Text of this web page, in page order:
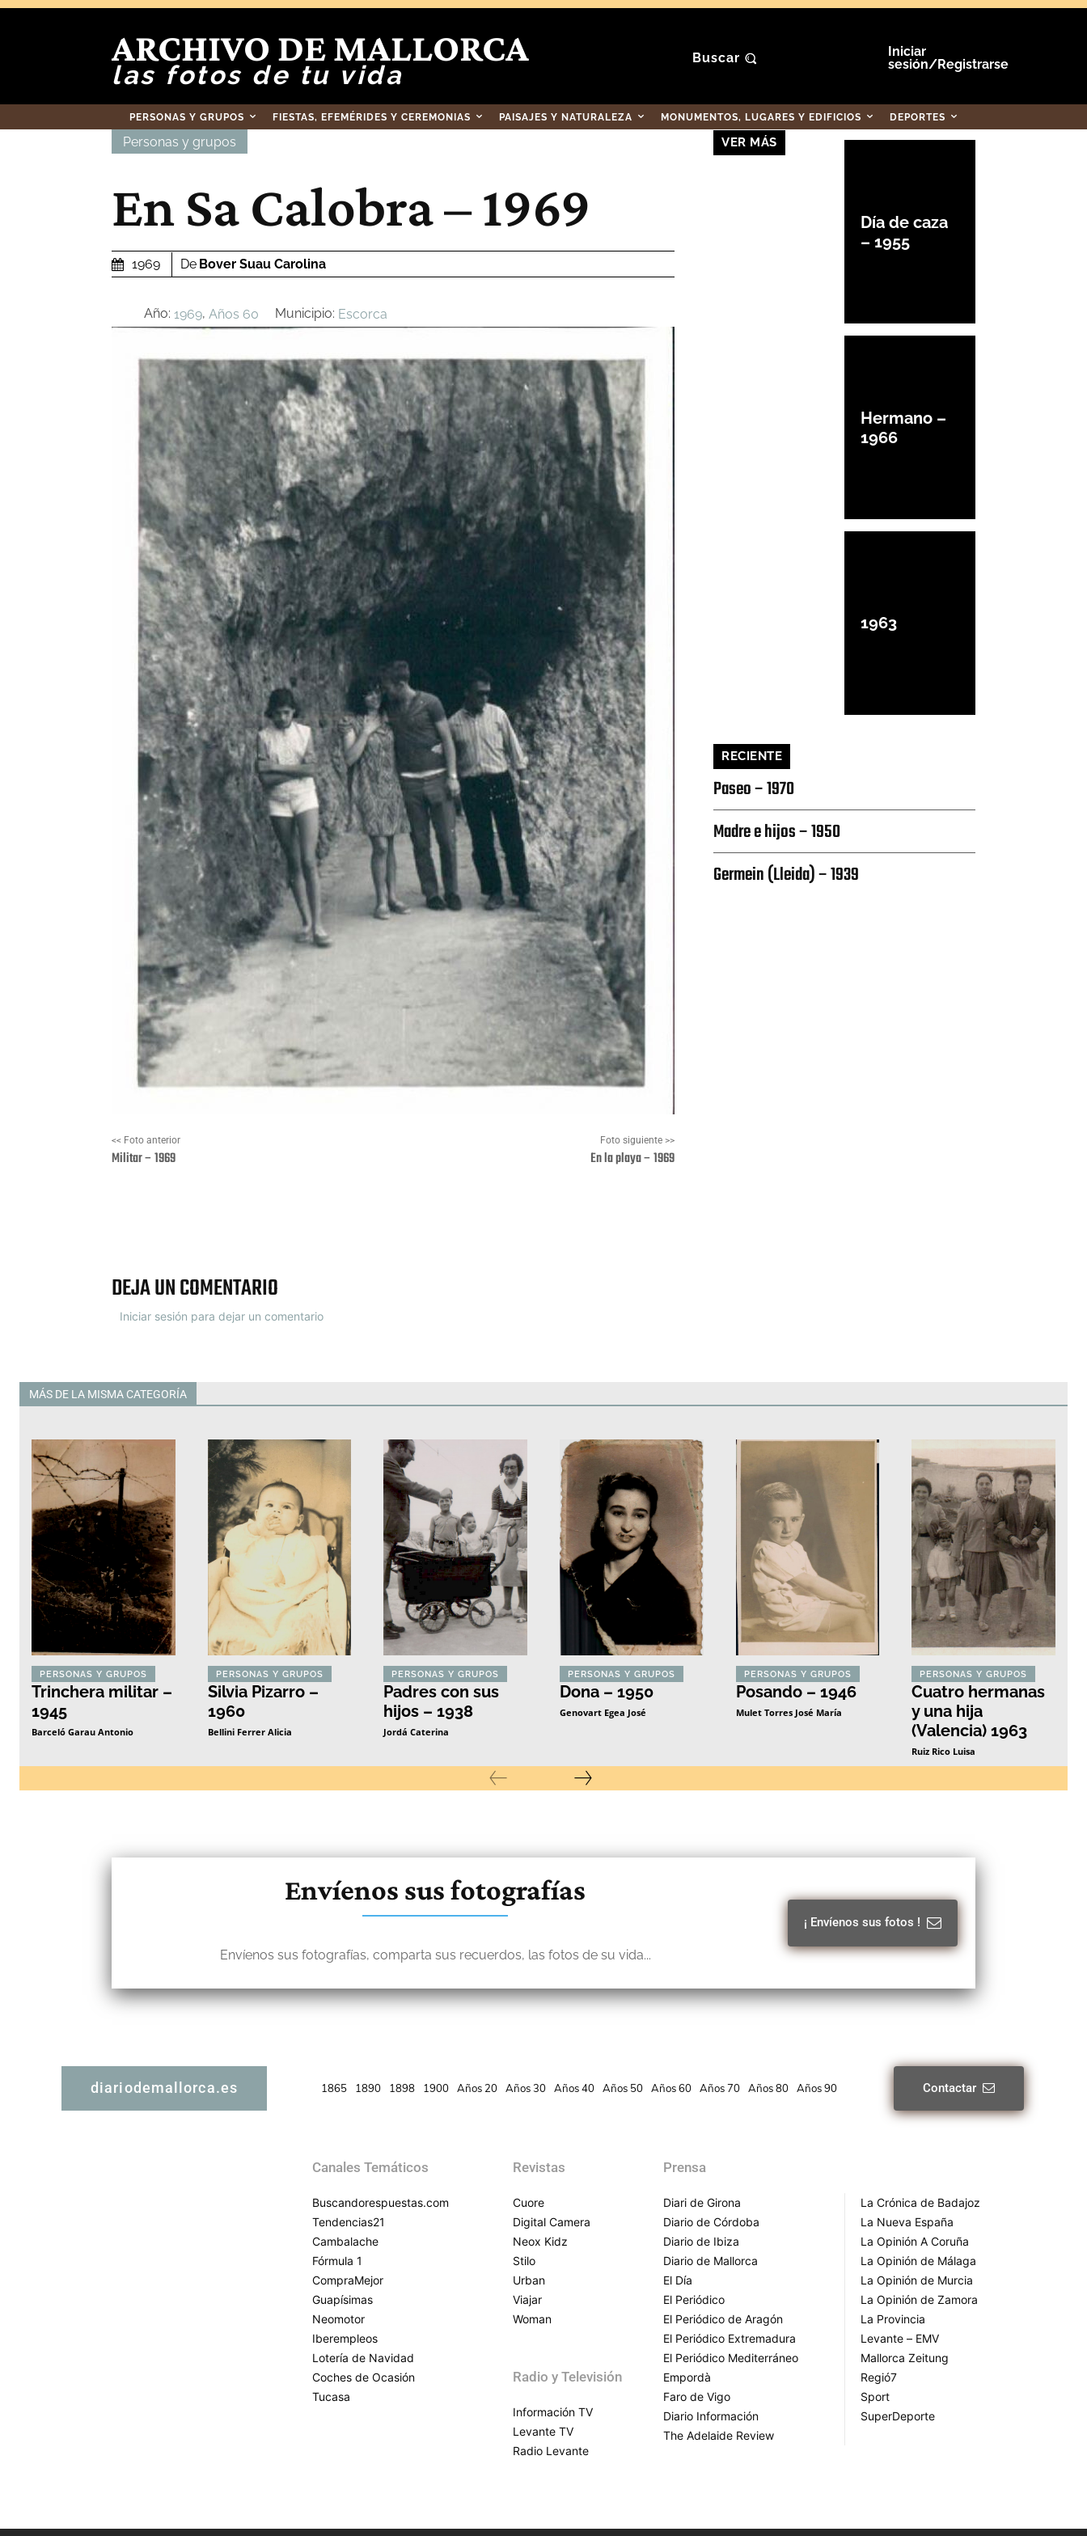
ARCHIVO DE MALLORCA
las fotos de tu vida
Buscar
Iniciar
sesión/Registrarse
PERSONAS Y GRUPOS FIESTAS, EFEMÉRIDES Y CEREMONIAS PAISAJES Y NATURALEZA MONUMENTOS, LUGARES Y EDIFICIOS DEPORTES
Personas y grupos
En Sa Calobra – 1969
1969 De Bover Suau Carolina
Año: 1969, Años 60 Municipio: Escorca
<< Foto anterior
Militar – 1969
Foto siguiente >>
En la playa – 1969
DEJA UN COMENTARIO
Iniciar sesión para dejar un comentario
VER MÁS
Día de caza
– 1955
Hermano –
1966
1963
RECIENTE
Paseo – 1970
Madre e hijos – 1950
Germein (Lleida) – 1939
MÁS DE LA MISMA CATEGORÍA
PERSONAS Y GRUPOS
Trinchera militar –
1945
Barceló Garau Antonio
PERSONAS Y GRUPOS
Silvia Pizarro –
1960
Bellini Ferrer Alicia
PERSONAS Y GRUPOS
Padres con sus
hijos – 1938
Jordá Caterina
PERSONAS Y GRUPOS
Dona – 1950
Genovart Egea José
PERSONAS Y GRUPOS
Posando – 1946
Mulet Torres José María
PERSONAS Y GRUPOS
Cuatro hermanas
y una hija
(Valencia) 1963
Ruiz Rico Luisa
Envíenos sus fotografías
Envíenos sus fotografías, comparta sus recuerdos, las fotos de su vida...
¡ Envíenos sus fotos !
diariodemallorca.es 1865 1890 1898 1900 Años 20 Años 30 Años 40 Años 50 Años 60 Años 70 Años 80 Años 90 Contactar
Canales Temáticos
Buscandorespuestas.com
Tendencias21
Cambalache
Fórmula 1
CompraMejor
Guapísimas
Neomotor
Iberempleos
Lotería de Navidad
Coches de Ocasión
Tucasa
Revistas
Cuore
Digital Camera
Neox Kidz
Stilo
Urban
Viajar
Woman
Radio y Televisión
Información TV
Levante TV
Radio Levante
Prensa
Diari de Girona
Diario de Córdoba
Diario de Ibiza
Diario de Mallorca
El Día
El Periódico
El Periódico de Aragón
El Periódico Extremadura
El Periódico Mediterráneo
Empordà
Faro de Vigo
Diario Información
The Adelaide Review
La Crónica de Badajoz
La Nueva España
La Opinión A Coruña
La Opinión de Málaga
La Opinión de Murcia
La Opinión de Zamora
La Provincia
Levante – EMV
Mallorca Zeitung
Regió7
Sport
SuperDeporte